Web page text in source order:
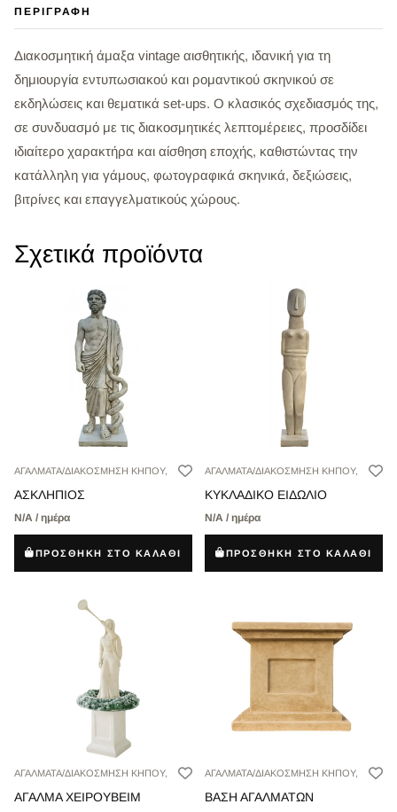
ΠΕΡΙΓΡΑΦΉ
Διακοσμητική άμαξα vintage αισθητικής, ιδανική για τη
δημιουργία εντυπωσιακού και ρομαντικού σκηνικού σε
εκδηλώσεις και θεματικά set-ups. Ο κλασικός σχεδιασμός της,
σε συνδυασμό με τις διακοσμητικές λεπτομέρειες, προσδίδει
ιδιαίτερο χαρακτήρα και αίσθηση εποχής, καθιστώντας την
κατάλληλη για γάμους, φωτογραφικά σκηνικά, δεξιώσεις,
βιτρίνες και επαγγελματικούς χώρους.
Σχετικά προϊόντα
ΑΓΑΛΜΑΤΑ/ΔΙΑΚΟΣΜΗΣΗ ΚΗΠΟΥ,
ΑΣΚΛΗΠΙΟΣ
Ν/Α / ημέρα
ΠΡΟΣΘΗΚΗ ΣΤΟ ΚΑΛΑΘΙ
ΑΓΑΛΜΑΤΑ/ΔΙΑΚΟΣΜΗΣΗ ΚΗΠΟΥ,
ΚΥΚΛΑΔΙΚΟ ΕΙΔΩΛΙΟ
Ν/Α / ημέρα
ΠΡΟΣΘΗΚΗ ΣΤΟ ΚΑΛΑΘΙ
ΑΓΑΛΜΑΤΑ/ΔΙΑΚΟΣΜΗΣΗ ΚΗΠΟΥ,
ΑΓΑΛΜΑ ΧΕΙΡΟΥΒΕΙΜ
ΑΓΑΛΜΑΤΑ/ΔΙΑΚΟΣΜΗΣΗ ΚΗΠΟΥ,
ΒΑΣΗ ΑΓΑΛΜΑΤΩΝ